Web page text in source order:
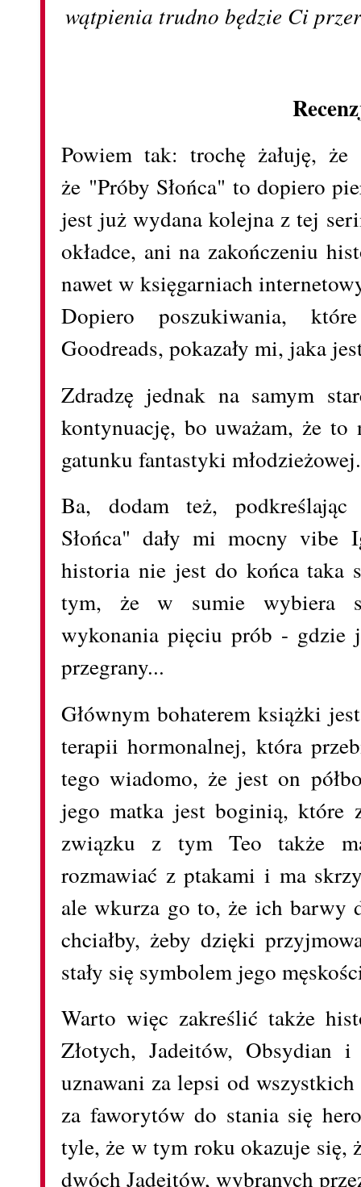
wątpienia trudno będzie Ci
Powiem tak: trochę żałuję,
że "Próby Słońca" to dopiero
jest już wydana kolejna z tej
okładce, ani na zakończeniu
nawet w księgarniach
Dopiero poszukiwania,
Goodreads, pokazały mi, jaka
Zdradzę jednak na samym
kontynuację, bo uważam, że to
gatunku fantastyki
Ba, dodam też,
Słońca" dały mi mocny
historia nie jest do końca taka
tym, że w sumie wybiera
wykonania pięciu prób - gdzie
przegrany...
Głównym bohaterem książki
terapii hormonalnej, która
tego wiadomo, że jest on
jego matka jest boginią, które
związku z tym Teo także
rozmawiać z ptakami i ma
ale wkurza go to, że ich barwy
chciałby, żeby dzięki
stały się symbolem jego
Warto więc zakreślić także
Złotych, Jadeitów,
uznawani za lepsi od
za faworytów do stania się
tyle, że w tym roku okazuje się,
dwóch Jadeitów, wybranych